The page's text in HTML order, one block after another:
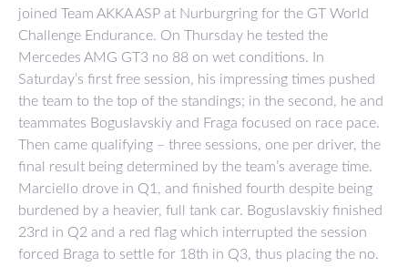
joined Team AKKA ASP at Nurburgring for the GT World
Challenge Endurance. On Thursday he tested the
Mercedes AMG GT3 no 88 on wet conditions. In
Saturday’s first free session, his impressing times pushed
the team to the top of the standings; in the second, he and
teammates Boguslavskiy and Fraga focused on race pace.
Then came qualifying – three sessions, one per driver, the
final result being determined by the team’s average time.
Marciello drove in Q1, and finished fourth despite being
burdened by a heavier, full tank car. Boguslavskiy finished
23rd in Q2 and a red flag which interrupted the session
forced Braga to settle for 18th in Q3, thus placing the no.